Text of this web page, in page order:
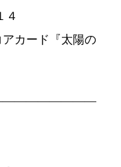
４
カード『太陽の